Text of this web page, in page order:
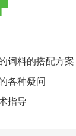
饲料的搭配方案
各种疑问
指导